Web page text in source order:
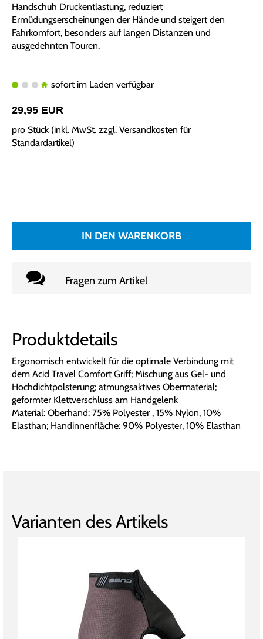
Handschuh Druckentlastung, reduziert
Ermüdungserscheinungen der Hände und steigert den
Fahrkomfort, besonders auf langen Distanzen und
ausgedehnten Touren.
sofort im Laden verfügbar
29,95 EUR
pro Stück (inkl. MwSt. zzgl. Versandkosten für
Standardartikel)
IN DEN WARENKORB
Fragen zum Artikel
Produktdetails
Ergonomisch entwickelt für die optimale Verbindung mit
dem Acid Travel Comfort Griff; Mischung aus Gel- und
Hochdichtpolsterung; atmungsaktives Obermaterial;
geformter Klettverschluss am Handgelenk
Material: Oberhand: 75% Polyester , 15% Nylon, 10%
Elasthan; Handinnenfläche: 90% Polyester, 10% Elasthan
Varianten des Artikels